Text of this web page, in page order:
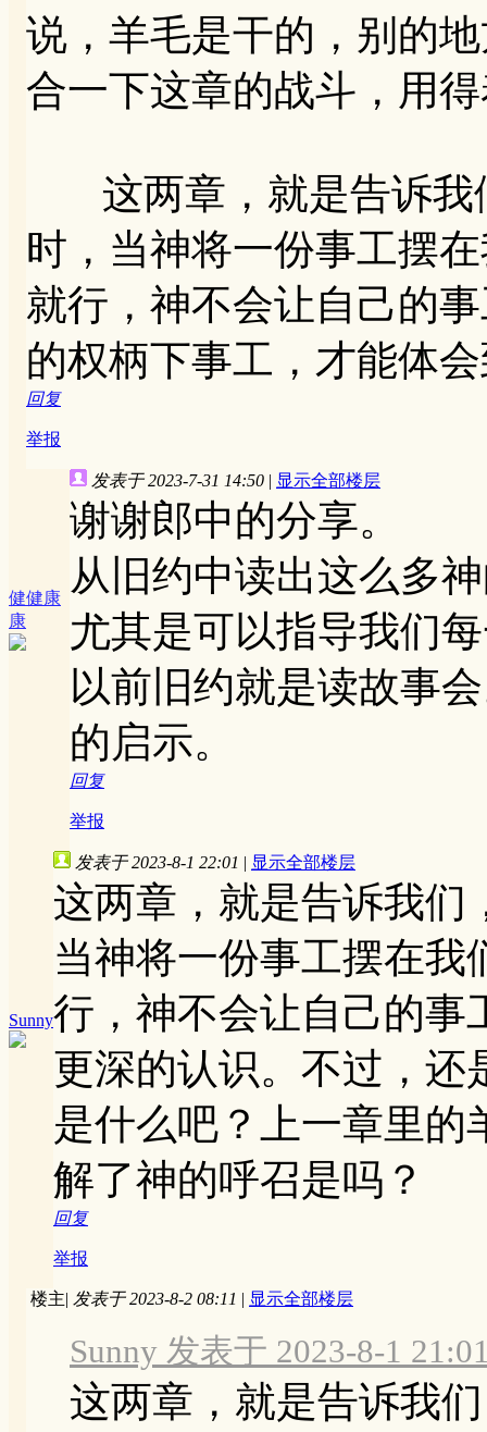
说，羊毛是干的，别的
合一下这章的战斗，用
这两章，就是告诉我
时，当神将一份事工摆
就行，神不会让自己的
的权柄下事工，才能体
回复
举报
健健康
康
发表于 2023-7-31 14:50 | 显示全部楼层
谢谢郎中的分享。
从旧约中读出这么多
尤其是可以指导我们
以前旧约就是读故事
的启示。
回复
举报
Sunny
发表于 2023-8-1 22:01 | 显示全部楼层
这两章，就是告诉我们
当神将一份事工摆在我
行，神不会让自己的
更深的认识。不过，还
是什么吧？上一章里的
解了神的呼召是吗？
回复
举报
楼主| 发表于 2023-8-2 08:11 | 显示全部楼层
Sunny 发表于 2023-8-1
这两章，就是告诉我